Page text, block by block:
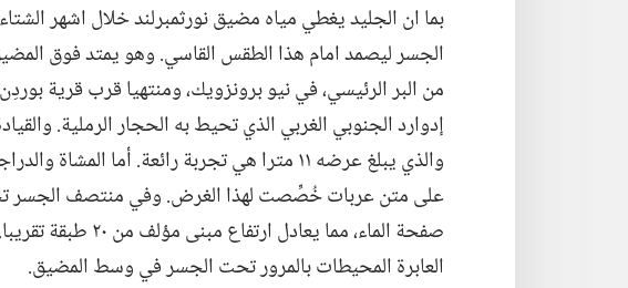
بما ان الجليد يغطي مياه مضيق نورثمبرلند خلال اشهر
الجسر ليصمد امام هذا الطقس القاسي.‏ وهو يمتد فوق
من البر الرئيسي،‏ في نيو برونزويك،‏ ومنتهيا قرب قرية
إدوارد الجنوبي الغربي الذي تحيط به الحجار الرملية.‏
والذي يبلغ عرضه ١١ مترا هي تجربة رائعة.‏ أما
صفحة الماء،‏ مما
العابرة المحيطات بالمرور تحت الجسر في وسط المضيق.‏